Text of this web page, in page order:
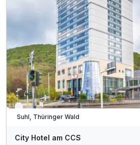
Massagen nach Vereinbarung möglich
Verfügbar bis Dezember
Suhl, Thüringer Wald
City Hotel am CCS